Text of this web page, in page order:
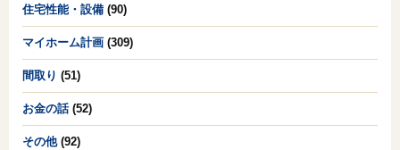
住宅性能・設備 (90)
マイホーム計画 (309)
間取り (51)
お金の話(52)
その他(92)